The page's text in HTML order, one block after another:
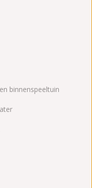
binnenspeeltuin